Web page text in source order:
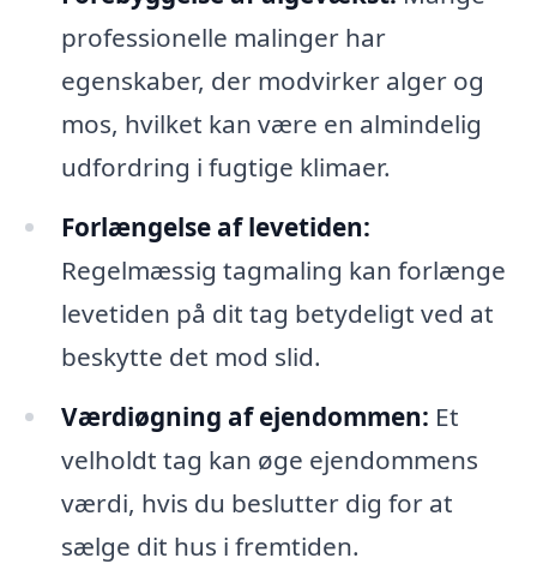
professionelle malinger har
egenskaber, der modvirker alger og
mos, hvilket kan være en almindelig
udfordring i fugtige klimaer.
Forlængelse af levetiden:
Regelmæssig tagmaling kan forlænge
levetiden på dit tag betydeligt ved at
beskytte det mod slid.
Værdiøgning af ejendommen: Et
velholdt tag kan øge ejendommens
værdi, hvis du beslutter dig for at
sælge dit hus i fremtiden.